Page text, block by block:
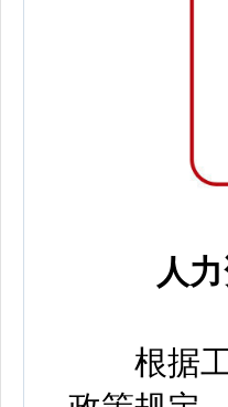
人
根据工